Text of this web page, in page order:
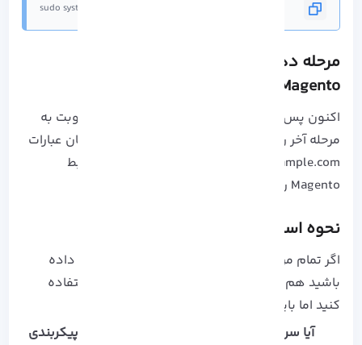
sudo systemctl restart httpd
Magento استفاده کنید.
اکنون پس از مراحل بالا در نحوه نصب Magento نوبت به
مرحله آخر رسیده است! در مرورگر مورد استفاده تان عبارات
http://example.com را تایپ کنید و شرایط و ضوابط
Magento را بپذیرید.
نحوه استفاده از Magento!
اگر تمام مراحل نصب Magento را به درستی انجام داده
باشید هم اکنون می توانید از مزایا این پلتفرم استفاده
کنید اما باید شرایط طیر را بررسی نمایید:
آیا سرور شما به درستی برای نصب Magento پیکربندی